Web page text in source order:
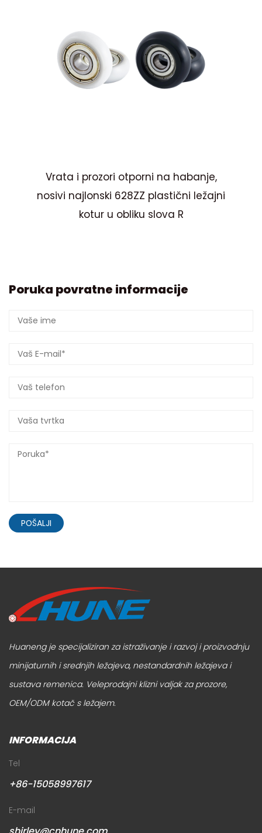
Vrata i prozori otporni na habanje,
nosivi najlonski 628ZZ plastični ležajni
kotur u obliku slova R
Poruka povratne informacije
POŠALJI
Huaneng je specijaliziran za istraživanje i razvoj i proizvodnju
minijaturnih i srednjih ležajeva, nestandardnih ležajeva i
sustava remenica. Veleprodajni klizni valjak za prozore,
OEM/ODM kotač s ležajem.
INFORMACIJA
Tel
+86-15058997617
E-mail